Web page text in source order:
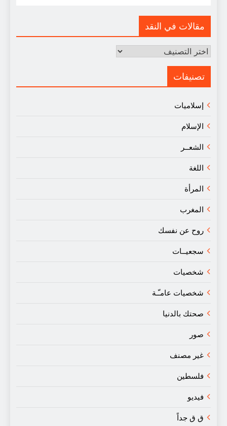
مقالات في النقد
مقالات
النقد
تصنيفات
إسلاميات
الإسلام
الشعــر
اللغة
المرأة
المغرب
روح عن نفسك
سجعيــات
شخصيات
شخصيات عامـّـة
صحتك بالدنيا
صور
غير مصنف
فلسطين
فيديو
ق ق جداً